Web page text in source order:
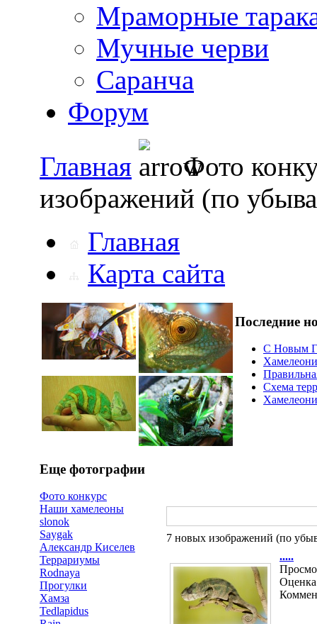
Мраморные
Мучные черви
Саранча
Форум
Главная
Фото
изображений (по
Главная
Карта сайта
Последние
С Новым
Схема
Еще фотографии
Фото конкурс
Наши хамелеоны
slonok
Saygak
Александр Киселев
Террариумы
Rodnaya
Прогулки
Хамза
Tedlapidus
7 новых изображений (по
.....